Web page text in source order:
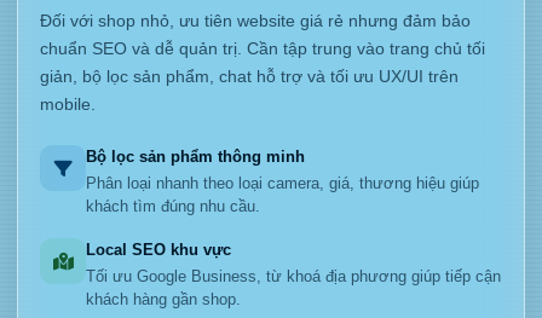
Đối với shop nhỏ, ưu tiên website giá rẻ nhưng đảm bảo
chuẩn SEO và dễ quản trị. Cần tập trung vào trang chủ tối
giản, bộ lọc sản phẩm, chat hỗ trợ và tối ưu UX/UI trên
mobile.
Bộ lọc sản phẩm thông minh
Phân loại nhanh theo loại camera, giá, thương hiệu giúp
khách tìm đúng nhu cầu.
Local SEO khu vực
Tối ưu Google Business, từ khoá địa phương giúp tiếp cận
khách hàng gần shop.